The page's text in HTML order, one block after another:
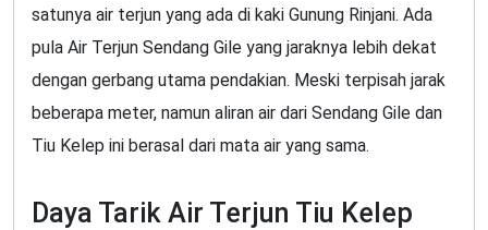
satunya air terjun yang ada di kaki Gunung Rinjani. Ada
pula Air Terjun Sendang Gile yang jaraknya lebih dekat
dengan gerbang utama pendakian. Meski terpisah jarak
beberapa meter, namun aliran air dari Sendang Gile dan
Tiu Kelep ini berasal dari mata air yang sama.
Daya Tarik Air Terjun Tiu Kelep